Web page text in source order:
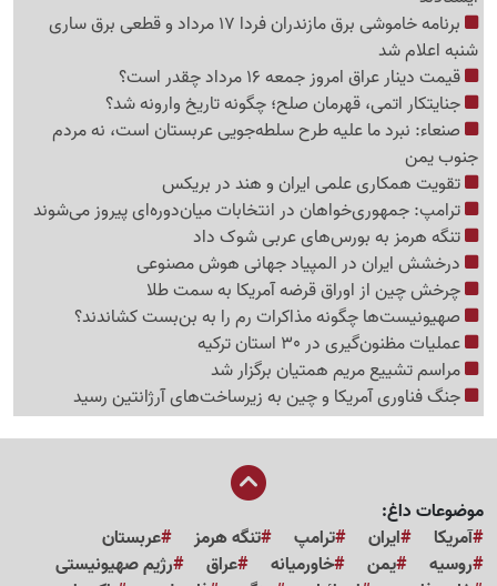
برنامه خاموشی برق مازندران فردا 17 مرداد و قطعی برق ساری
شنبه اعلام شد
قیمت دینار عراق امروز جمعه 16 مرداد چقدر است؟
جنایتکار اتمی، قهرمان صلح؛ چگونه تاریخ وارونه شد؟
صنعاء: نبرد ما علیه طرح سلطه‌جویی عربستان است، نه مردم
جنوب یمن
تقویت همکاری علمی ایران و هند در بریکس
ترامپ: جمهوری‌خواهان در انتخابات میان‌دوره‌ای پیروز می‌شوند
تنگه هرمز به بورس‌های عربی شوک داد
درخشش ایران در المپیاد جهانی هوش مصنوعی
چرخش چین از اوراق قرضه آمریکا به سمت طلا
صهیونیست‌ها چگونه مذاکرات رم را به بن‌بست کشاندند؟
عملیات مظنون‌گیری در 30 استان ترکیه
مراسم تشییع مریم همتیان برگزار شد
جنگ فناوری آمریکا و چین به زیرساخت‌های آرژانتین رسید
موضوعات داغ:
آمریکا
ایران ترامپ تنگه هرمز
عربستان
روسیه
یمن خاورمیانه عراق
رژیم صهیونیستی